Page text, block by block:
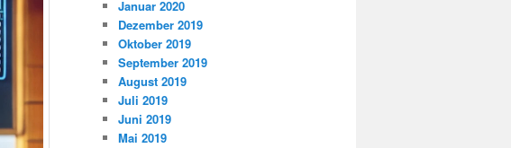
Januar 2020
Dezember 2019
Oktober 2019
September 2019
August 2019
Juli 2019
Juni 2019
Mai 2019